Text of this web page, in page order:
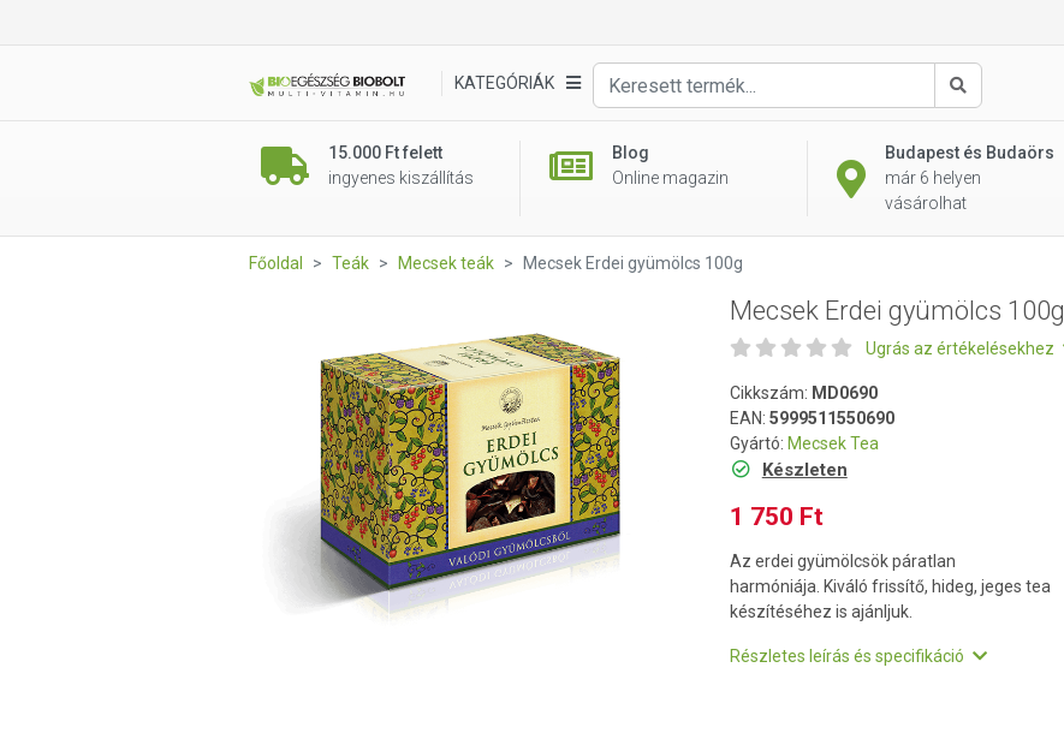
KATEGÓRIÁK
Keresés
15.000 Ft felett
ingyenes kiszállítás
Blog
Online magazin
Budapest és Budaörs
már 6 helyen
vásárolhat
Főoldal Teák Mecsek teák Mecsek Erdei gyümölcs 100g
Mecsek Erdei gyümölcs 100g
Ugrás az értékelésekhez
Cikkszám: MD0690
EAN: 5999511550690
Gyártó: Mecsek Tea
Készleten
1 750 Ft
Az erdei gyümölcsök páratlan
harmóniája. Kiváló frissítő, hideg, jeges tea
készítéséhez is ajánljuk.
Részletes leírás és specifikáció